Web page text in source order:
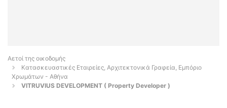
Αετοί της οικοδομής
Κατασκευαστικές Εταιρείες, Αρχιτεκτονικά Γραφεία, Εμπόριο
Χρωμάτων - Αθήνα
VITRUVIUS DEVELOPMENT ( Property Developer )